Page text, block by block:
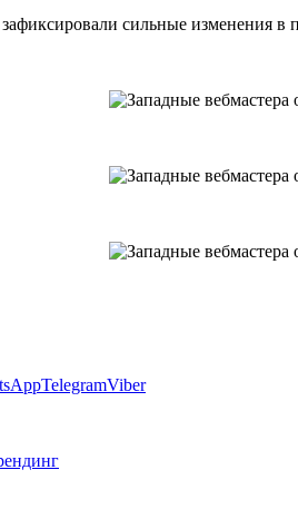
сильные изменения в
TelegramViber